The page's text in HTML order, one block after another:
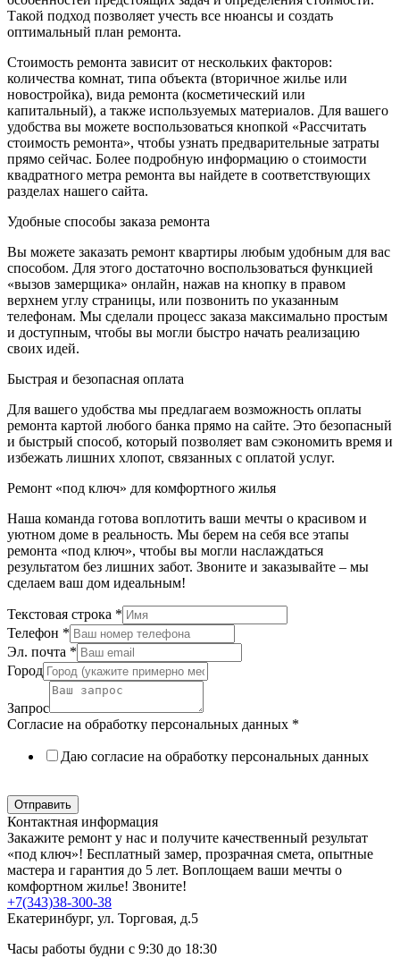
Такой подход позволяет учесть все нюансы и создать
оптимальный план ремонта.
Стоимость ремонта зависит от нескольких факторов:
количества комнат, типа объекта (вторичное жилье или
новостройка), вида ремонта (косметический или
капитальный), а также используемых материалов. Для вашего
удобства вы можете воспользоваться кнопкой «Рассчитать
стоимость ремонта», чтобы узнать предварительные затраты
прямо сейчас. Более подробную информацию о стоимости
квадратного метра ремонта вы найдете в соответствующих
разделах нашего сайта.
Удобные способы заказа ремонта
Вы можете заказать ремонт квартиры любым удобным для вас
способом. Для этого достаточно воспользоваться функцией
«вызов замерщика» онлайн, нажав на кнопку в правом
верхнем углу страницы, или позвонить по указанным
телефонам. Мы сделали процесс заказа максимально простым
и доступным, чтобы вы могли быстро начать реализацию
своих идей.
Быстрая и безопасная оплата
Для вашего удобства мы предлагаем возможность оплаты
ремонта картой любого банка прямо на сайте. Это безопасный
и быстрый способ, который позволяет вам сэкономить время и
избежать лишних хлопот, связанных с оплатой услуг.
Ремонт «под ключ» для комфортного жилья
Наша команда готова воплотить ваши мечты о красивом и
уютном доме в реальность. Мы берем на себя все этапы
ремонта «под ключ», чтобы вы могли наслаждаться
результатом без лишних забот. Звоните и заказывайте – мы
сделаем ваш дом идеальным!
Текстовая строка *
Телефон *
Эл. почта *
Город
Запрос
Согласие на обработку персональных данных *
Даю согласие на обработку персональных данных
Отправить
Контактная информация
Закажите ремонт у нас и получите качественный результат
«под ключ»! Бесплатный замер, прозрачная смета, опытные
мастера и гарантия до 5 лет. Воплощаем ваши мечты о
комфортном жилье! Звоните!
+7(343)38-300-38
Екатеринбург, ул. Торговая, д.5
Часы работы будни с 9:30 до 18:30